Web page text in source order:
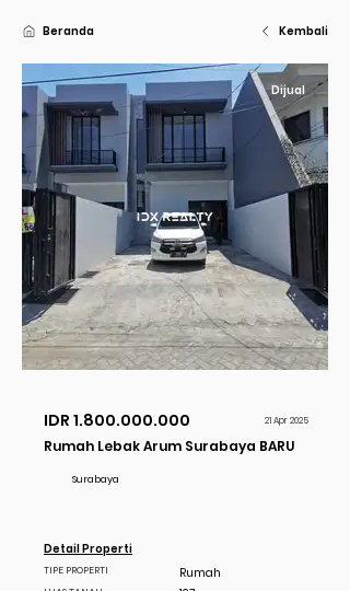
Beranda Kembali
Dijual
IDR 1.800.000.000 21 Apr 2025
Rumah Lebak Arum Surabaya BARU
Surabaya
Detail Properti
TIPE PROPERTI
Rumah